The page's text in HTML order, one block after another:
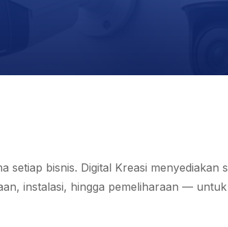
setiap bisnis. Digital Kreasi menyediakan
instalasi, hingga pemeliharaan —